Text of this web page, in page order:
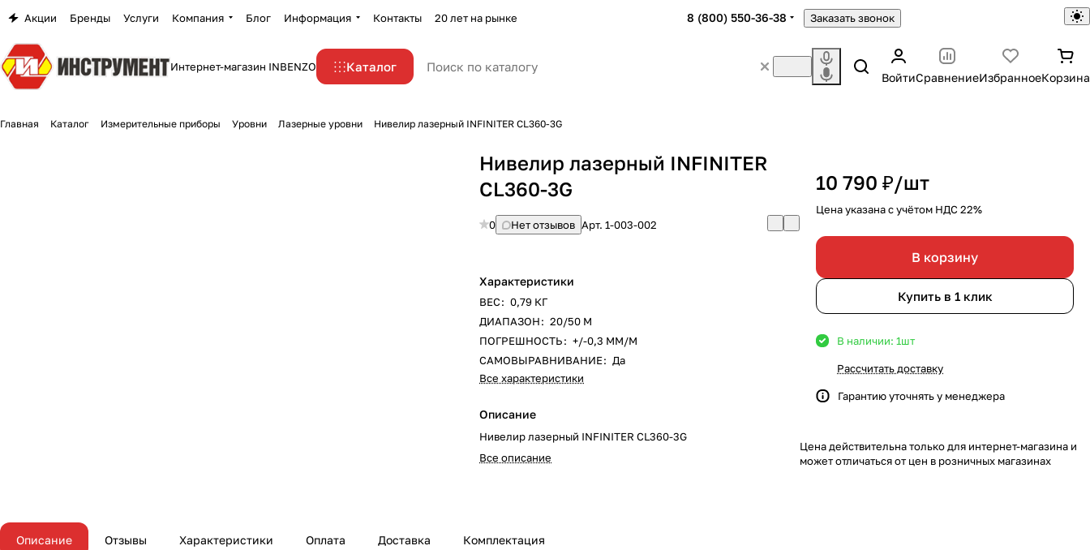
Акции Бренды Услуги Компания Блог Информация Контакты 20 лет на рынке 8 (800) 550-36-38 Заказать звонок
Интернет-магазин INBENZO Каталог
ВойтиСравнениеИзбранноеКорзина
Главная Каталог Измерительные приборы Уровни Лазерные уровни Нивелир лазерный INFINITER CL360-3G
Нивелир лазерный INFINITER
CL360-3G
0 Нет отзывов Арт.1-003-002
Характеристики
ВЕС: 0,79 КГ
ДИАПАЗОН: 20/50 М
ПОГРЕШНОСТЬ: +/-0,3 ММ/М
САМОВЫРАВНИВАНИЕ: Да
Все характеристики
Описание
Нивелир лазерный INFINITER CL360-3G
Все описание
10 790 ₽/шт
Цена указана с учётом НДС 22%
В корзину
Купить в 1 клик
В наличии: 1шт
Рассчитать доставку
Гарантию уточнять у менеджера
Цена действительна только для интернет-магазина и
может отличаться от цен в розничных магазинах
Описание Отзывы Характеристики Оплата Доставка Комплектация